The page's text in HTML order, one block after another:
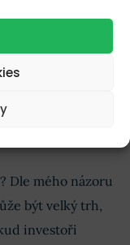
při otevření na
i
Dle mého názoru
být velký trh,
investoři